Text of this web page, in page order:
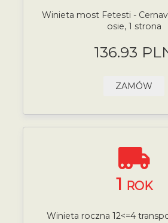
Winieta most Fetesti -
osie, 1 strona
136.93
ZAMÓW
1 ROK
Winieta roczna 12<=4